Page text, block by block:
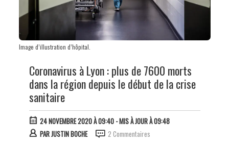
Image d’illustration d’hôpital.
Coronavirus à Lyon : plus de 7600 morts
dans la région depuis le début de la crise
sanitaire
24 NOVEMBRE 2020 À 09:40- MIS À JOUR À 09:48
PARJUSTIN BOCHE 2 Commentaires